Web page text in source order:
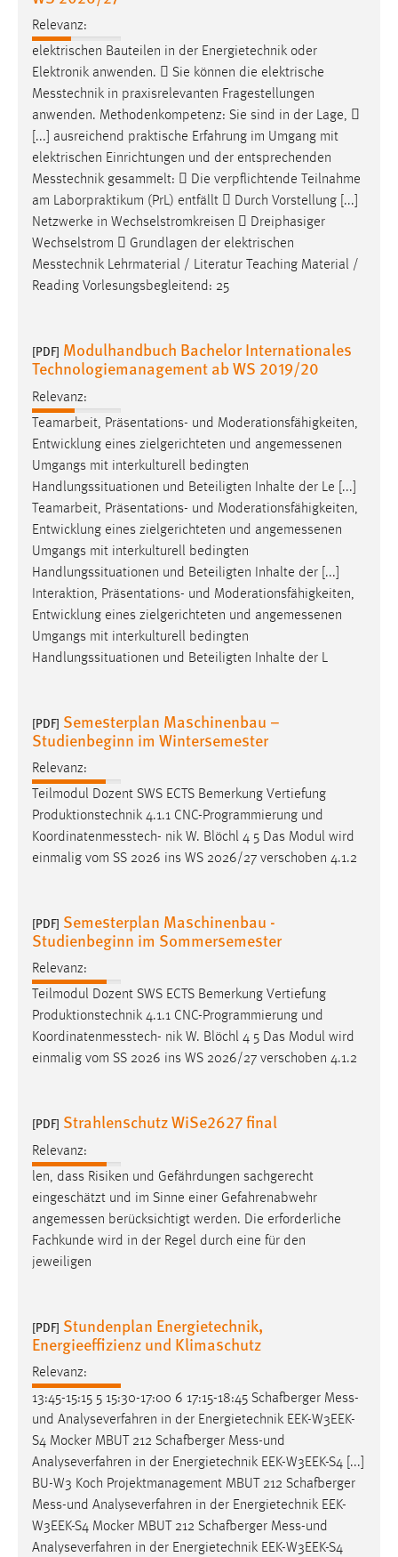
Relevanz:
elektrischen Bauteilen in der Energietechnik oder
Elektronik anwenden.  Sie können die elektrische
Messtechnik in praxisrelevanten Fragestellungen
anwenden. Methodenkompetenz: Sie sind in der Lage, 
[...] ausreichend praktische Erfahrung im Umgang mit
elektrischen Einrichtungen und der entsprechenden
Messtechnik gesammelt:  Die verpflichtende Teilnahme
am Laborpraktikum (PrL) entfällt  Durch Vorstellung [...]
Netzwerke in Wechselstromkreisen  Dreiphasiger
Wechselstrom  Grundlagen der elektrischen
Messtechnik Lehrmaterial / Literatur Teaching Material /
Reading Vorlesungsbegleitend: 25
[PDF] Modulhandbuch Bachelor Internationales
Technologiemanagement ab WS 2019/20
Relevanz:
Teamarbeit, Präsentations- und Moderationsfähigkeiten,
Entwicklung eines zielgerichteten und angemessenen
Umgangs mit interkulturell bedingten
Handlungssituationen und Beteiligten Inhalte der Le [...]
Teamarbeit, Präsentations- und Moderationsfähigkeiten,
Entwicklung eines zielgerichteten und angemessenen
Umgangs mit interkulturell bedingten
Handlungssituationen und Beteiligten Inhalte der [...]
Interaktion, Präsentations- und Moderationsfähigkeiten,
Entwicklung eines zielgerichteten und angemessenen
Umgangs mit interkulturell bedingten
Handlungssituationen und Beteiligten Inhalte der L
[PDF] Semesterplan Maschinenbau –
Studienbeginn im Wintersemester
Relevanz:
Teilmodul Dozent SWS ECTS Bemerkung Vertiefung
Produktionstechnik 4.1.1 CNC-Programmierung und
Koordinatenmesstech- nik W. Blöchl 4 5 Das Modul wird
einmalig vom SS 2026 ins WS 2026/27 verschoben 4.1.2
[PDF] Semesterplan Maschinenbau -
Studienbeginn im Sommersemester
Relevanz:
Teilmodul Dozent SWS ECTS Bemerkung Vertiefung
Produktionstechnik 4.1.1 CNC-Programmierung und
Koordinatenmesstech- nik W. Blöchl 4 5 Das Modul wird
einmalig vom SS 2026 ins WS 2026/27 verschoben 4.1.2
[PDF] Strahlenschutz WiSe2627 final
Relevanz:
len, dass Risiken und Gefährdungen sachgerecht
eingeschätzt und im Sinne einer Gefahrenabwehr
angemessen berücksichtigt werden. Die erforderliche
Fachkunde wird in der Regel durch eine für den
jeweiligen
[PDF] Stundenplan Energietechnik,
Energieeffizienz und Klimaschutz
Relevanz:
13:45-15:15 5 15:30-17:00 6 17:15-18:45 Schafberger Mess-
und Analyseverfahren in der Energietechnik EEK-W3EEK-
S4 Mocker MBUT 212 Schafberger Mess-und
Analyseverfahren in der Energietechnik EEK-W3EEK-S4 [...]
BU-W3 Koch Projektmanagement MBUT 212 Schafberger
Mess-und Analyseverfahren in der Energietechnik EEK-
W3EEK-S4 Mocker MBUT 212 Schafberger Mess-und
Analyseverfahren in der Energietechnik EEK-W3EEK-S4
EXTERNE MEDIEN
Um Inhalte von Videoplattformen und Social Media
Plattformen anzeigen zu können, werden von diesen
externen Medien Cookies gesetzt.
YouTube
Vimeo